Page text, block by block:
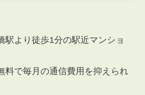
駅より徒歩1分の駅近マンショ
料で毎月の通信費用を抑えられ